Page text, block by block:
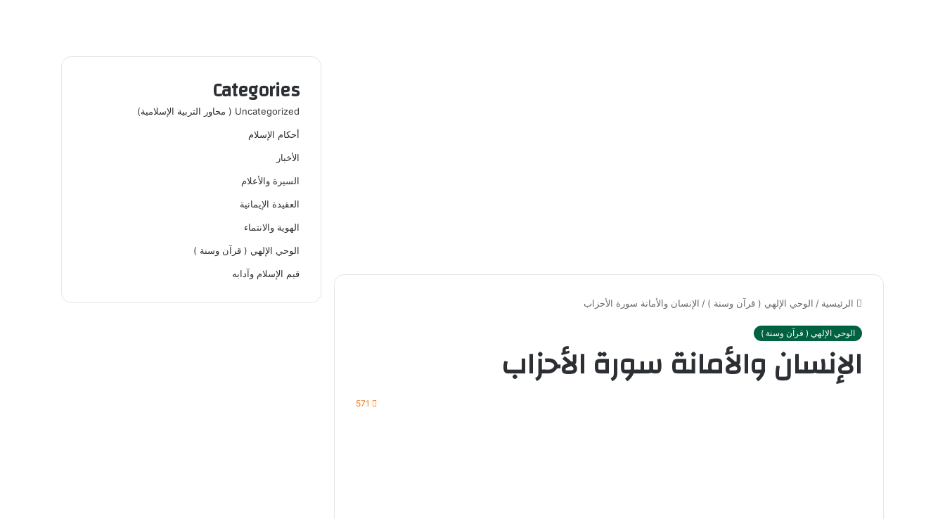
الرئيسية / الوحي الإلهي ( قرآن وسنة ) / الإنسان والأمانة سورة الأحزاب
الوحي الإلهي ( قرآن وسنة )
الإنسان والأمانة سورة الأحزاب
571
Categories
Uncategorized ( محاور التربية الإسلامية)
أحكام الإسلام
الأخبار
السيرة والأعلام
العقيدة الإيمانية
الهوية والانتماء
الوحي الإلهي ( قرآن وسنة )
قيم الإسلام وآدابه